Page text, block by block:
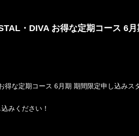
・DIVA お得な定期コース 6
な定期コース 6月期 期間限定申し込みス
みください！